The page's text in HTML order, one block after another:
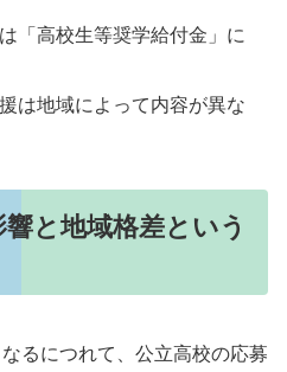
「高校生等奨学給付金」に
は地域によって内容が異な
と地域格差という
るにつれて、公立高校の応募